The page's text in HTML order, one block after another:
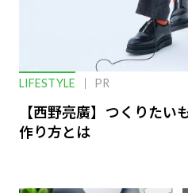
LIFESTYLE PR
【西野亮廣】つくりたい
作り方とは